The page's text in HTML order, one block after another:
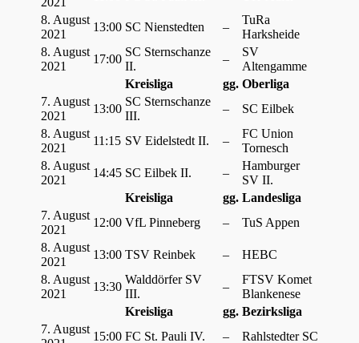
8. August
2021
13:00 SC Nienstedten –
TuRa
Harksheide
8. August
2021
17:00
SC Sternschanze
II.
–
SV
Altengamme
Kreisliga
gg. Oberliga
7. August
2021
13:00
SC Sternschanze
III.
–
SC Eilbek
8. August
2021
11:15 SV Eidelstedt II. –
FC Union
Tornesch
8. August
2021
14:45 SC Eilbek II. –
Hamburger
SV II.
Kreisliga
gg. Landesliga
7. August
2021
12:00 VfL Pinneberg –
TuS Appen
8. August
2021
13:00 TSV Reinbek –
HEBC
8. August
2021
13:30
Walddörfer SV
III.
–
FTSV Komet
Blankenese
Kreisliga
gg. Bezirksliga
7. August
15:00 FC St. Pauli IV. – Rahlstedter SC